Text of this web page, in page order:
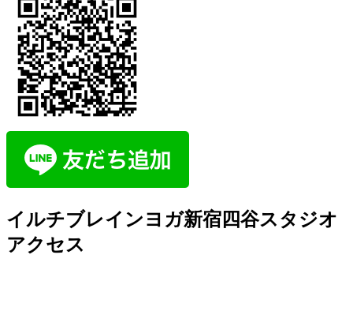
イルチブレインヨガ新宿四谷スタジオ
アクセス